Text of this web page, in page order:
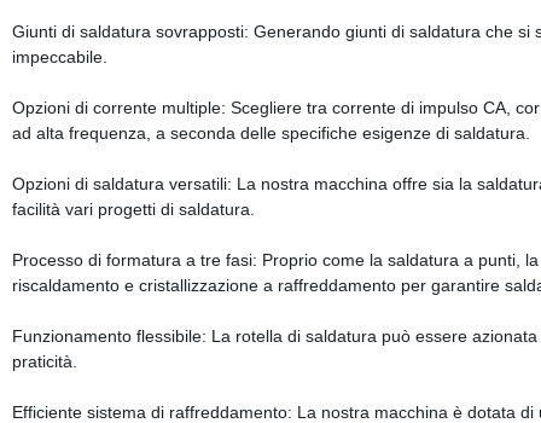
Giunti di saldatura sovrapposti: Generando giunti di saldatura che
impeccabile.
Opzioni di corrente multiple: Scegliere tra corrente di impulso CA,
ad alta frequenza, a seconda delle specifiche esigenze di saldatura.
Opzioni di saldatura versatili: La nostra macchina offre sia la
facilità vari progetti di saldatura.
Processo di formatura a tre fasi: Proprio come la saldatura a punti,
riscaldamento e cristallizzazione a raffreddamento per garantire
Funzionamento flessibile: La rotella di saldatura può essere
praticità.
Efficiente sistema di raffreddamento: La nostra macchina è dotata